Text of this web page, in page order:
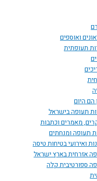
ואוספים
בישראל
וכתבות
ומנחתים
בטיחות טיסה
בארץ ישראל
קלה